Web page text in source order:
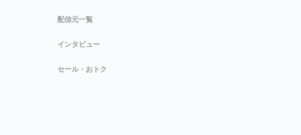
配信元一覧
インタビュー
セール・おトク